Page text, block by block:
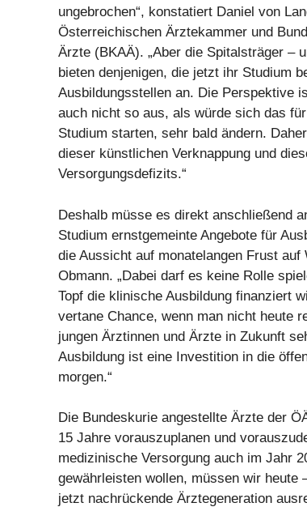
ungebrochen“, konstatiert Daniel von
Österreichischen Ärztekammer und
Ärzte (BKAÄ). „Aber die Spitalsträger –
bieten denjenigen, die jetzt ihr Studium
Ausbildungsstellen an. Die Perspektive
auch nicht so aus, als würde sich das
Studium starten, sehr bald ändern.
dieser künstlichen Verknappung und
Versorgungsdefizits.“
Deshalb müsse es direkt anschließend
Studium ernstgemeinte Angebote für
die Aussicht auf monatelangen Frust
Obmann. „Dabei darf es keine Rolle
Topf die klinische Ausbildung finanziert
vertane Chance, wenn man nicht heute
jungen Ärztinnen und Ärzte in Zukunft
Ausbildung ist eine Investition in die
morgen.“
Die Bundeskurie angestellte Ärzte der
15 Jahre vorauszuplanen und
medizinische Versorgung auch im Jahr
gewährleisten wollen, müssen wir heute
jetzt nachrückende Ärztegeneration